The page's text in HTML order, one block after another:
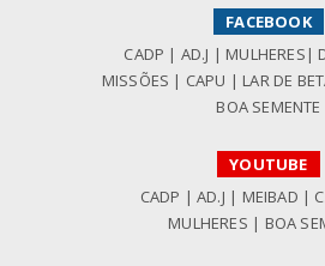
FACEBOOK
CADP | AD.J | MULHERES |
MISSÕES | CAPU | LAR DE
BOA SEMENTE
YOUTUBE
CADP |AD.J | MEIBAD |
MULHERES | BOA